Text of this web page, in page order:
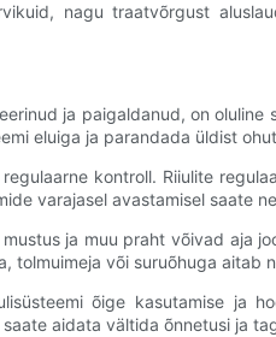
nagu traatvõrgust
ja paigaldanud, on
eluiga ja parandada üldist
kontroll. Riiulite
varajasel avastamisel saate
ja muu praht võivad aja
tolmuimeja või suruõhuga aitab
õige kasutamise ja
aidata vältida õnnetusi ja